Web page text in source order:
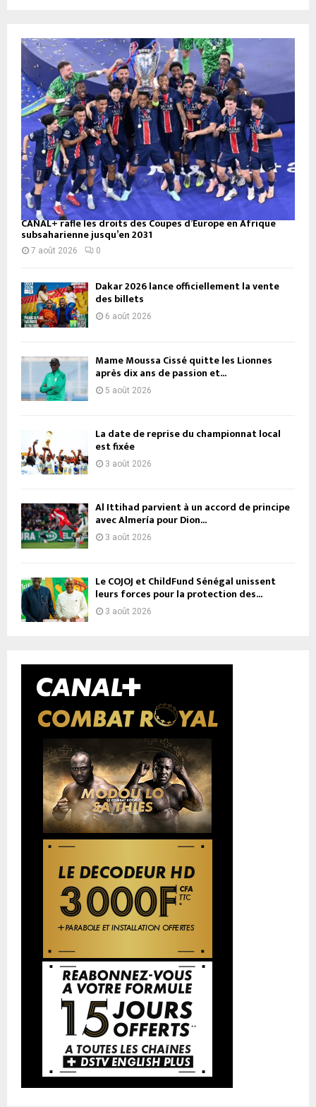
CANAL+ rafle les droits des Coupes d’Europe en Afrique
subsaharienne jusqu’en 2031
7 août 2026 0
Dakar 2026 lance officiellement la vente
des billets
6 août 2026
Mame Moussa Cissé quitte les Lionnes
après dix ans de passion et...
5 août 2026
La date de reprise du championnat local
est fixée
3 août 2026
Al Ittihad parvient à un accord de principe
avec Almería pour Dion...
3 août 2026
Le COJOJ et ChildFund Sénégal unissent
leurs forces pour la protection des...
3 août 2026